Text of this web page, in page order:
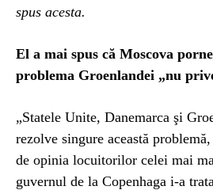
spus acesta.
El a mai spus că Moscova
problema Groenlandei „nu
„Statele Unite, Danemarca şi
rezolve singure această
de opinia locuitorilor celei mai
guvernul de la Copenhaga i-a